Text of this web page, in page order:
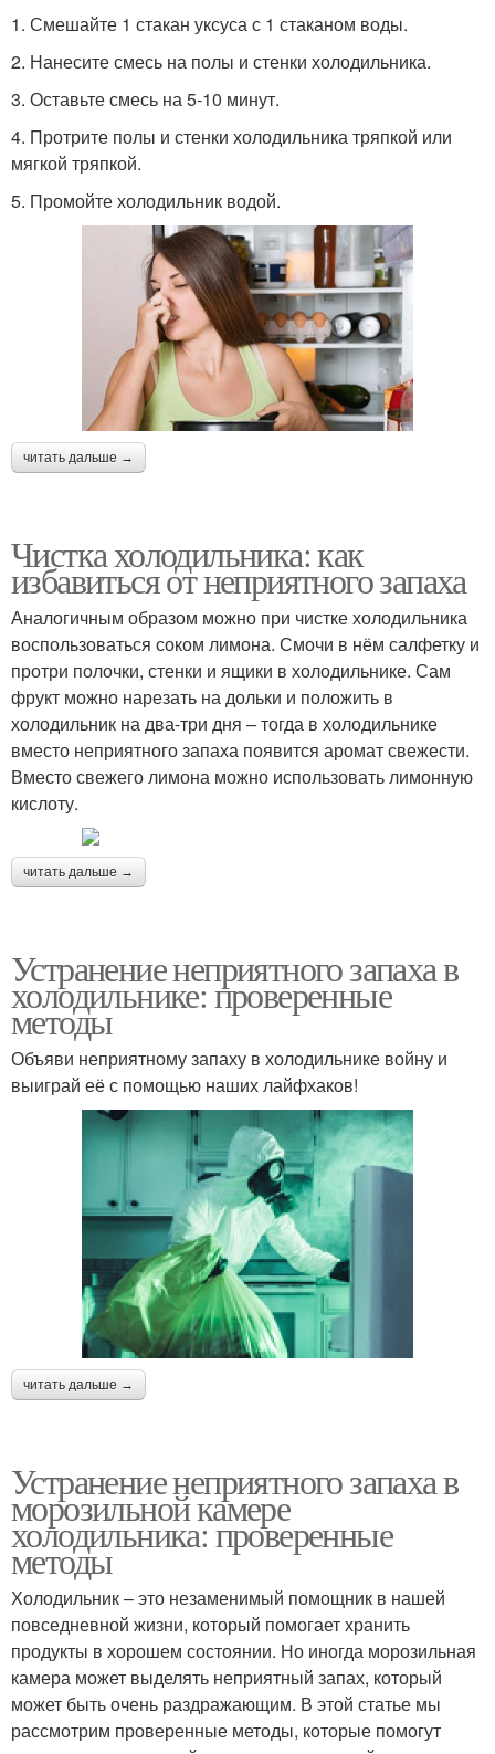
1. Смешайте 1 стакан уксуса с 1 стаканом воды.
2. Нанесите смесь на полы и стенки холодильника.
3. Оставьте смесь на 5-10 минут.
4. Протрите полы и стенки холодильника тряпкой или
мягкой тряпкой.
5. Промойте холодильник водой.
читать дальше →
Чистка холодильника: как
избавиться от неприятного запаха
Аналогичным образом можно при чистке холодильника
воспользоваться соком лимона. Смочи в нём салфетку и
протри полочки, стенки и ящики в холодильнике. Сам
фрукт можно нарезать на дольки и положить в
холодильник на два-три дня – тогда в холодильнике
вместо неприятного запаха появится аромат свежести.
Вместо свежего лимона можно использовать лимонную
кислоту.
читать дальше →
Устранение неприятного запаха в
холодильнике: проверенные
методы
Объяви неприятному запаху в холодильнике войну и
выиграй её с помощью наших лайфхаков!
читать дальше →
Устранение неприятного запаха в
морозильной камере
холодильника: проверенные
методы
Холодильник – это незаменимый помощник в нашей
повседневной жизни, который помогает хранить
продукты в хорошем состоянии. Но иногда морозильная
камера может выделять неприятный запах, который
может быть очень раздражающим. В этой статье мы
рассмотрим проверенные методы, которые помогут